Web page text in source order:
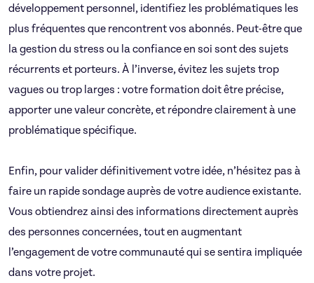
développement personnel, identifiez les problématiques les
plus fréquentes que rencontrent vos abonnés. Peut-être que
la gestion du stress ou la confiance en soi sont des sujets
récurrents et porteurs. À l’inverse, évitez les sujets trop
vagues ou trop larges : votre formation doit être précise,
apporter une valeur concrète, et répondre clairement à une
problématique spécifique.
Enfin, pour valider définitivement votre idée, n’hésitez pas à
faire un rapide sondage auprès de votre audience existante.
Vous obtiendrez ainsi des informations directement auprès
des personnes concernées, tout en augmentant
l’engagement de votre communauté qui se sentira impliquée
dans votre projet.